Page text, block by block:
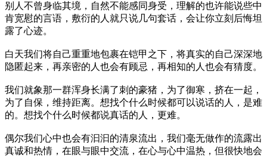
别人不曾身临其境，自然不能感同身受，理解的也许能说些中
肯宽慰的言语，敷衍的人就只说几句套话，会让你立刻后悔坦
露了心迹。
白天我们将自己重重地包裹在铠甲之下，将真实的自己深深地
隐匿起来，再亲密的人也会有顾忌，再相知的人也会有猜度。
我们就象那一群浑身长满了刺的豪猪，为了御寒，挤在一起，
为了自保，维持距离。想找个什么时候都可以说话的人，是难
的。想找个什么时候都说真话的人，更难。
偶尔我们心中也会有汩汩的清泉流出，我们毫无做作的流露出
真诚和热情，在眼与眼中交流，在心与心中温热，但很快地会